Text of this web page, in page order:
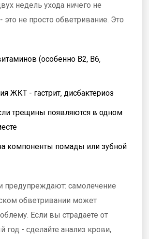
недель ухода ничего не
это не просто обветривание. Это
(особенно B2, B6,
ЖКТ - гастрит, дисбактериоз
трещины появляются в одном
компоненты помады или зубной
предупреждают: самолечение
обветривании может
Если вы страдаете от
год - сделайте анализ крови,